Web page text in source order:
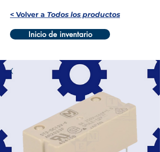
< Volver a Todos los productos
Inicio de inventario